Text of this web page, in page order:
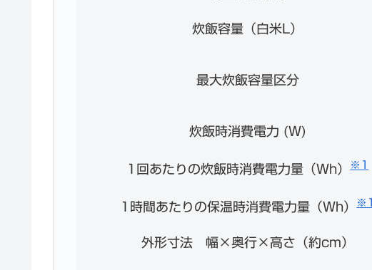
炊飯容量（白米L）
最大炊飯容量区分
炊飯時消費電力 (W)
1回あたりの炊飯時消費電力量（Wh）※1
1時間あたりの保温時消費電力量（Wh）※1
外形寸法 幅×奥行×高さ（約cm）